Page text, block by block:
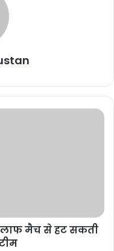
भरा अल्टीमेटम: 30
साय से जेड ब्लू
सेवाओं को
मैच से हट सकती